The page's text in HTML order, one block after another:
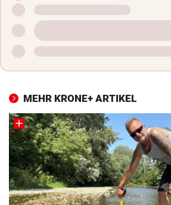
MEHR KRONE+ ARTIKEL